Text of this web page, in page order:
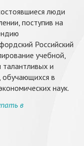
люди
поступив на
Российский
учебной,
талантливых и
обучающихся в
наук.
в